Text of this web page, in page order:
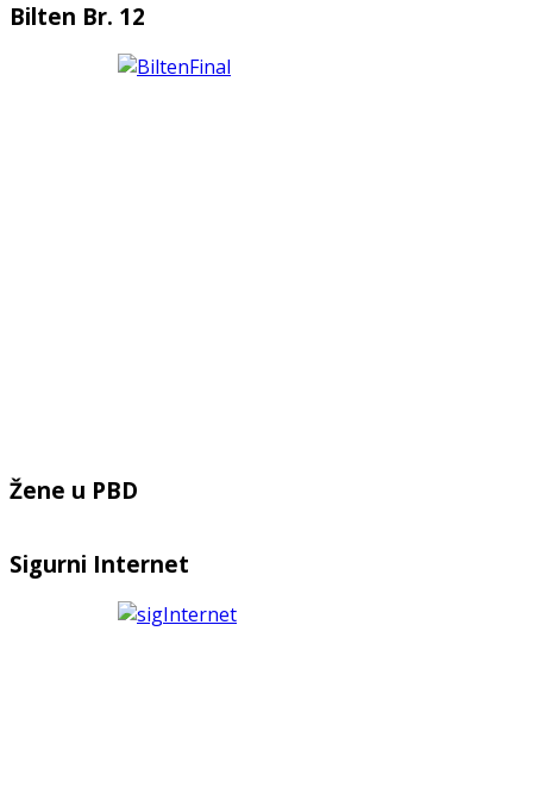
Bilten Br. 12
Žene u PBD
Sigurni Internet